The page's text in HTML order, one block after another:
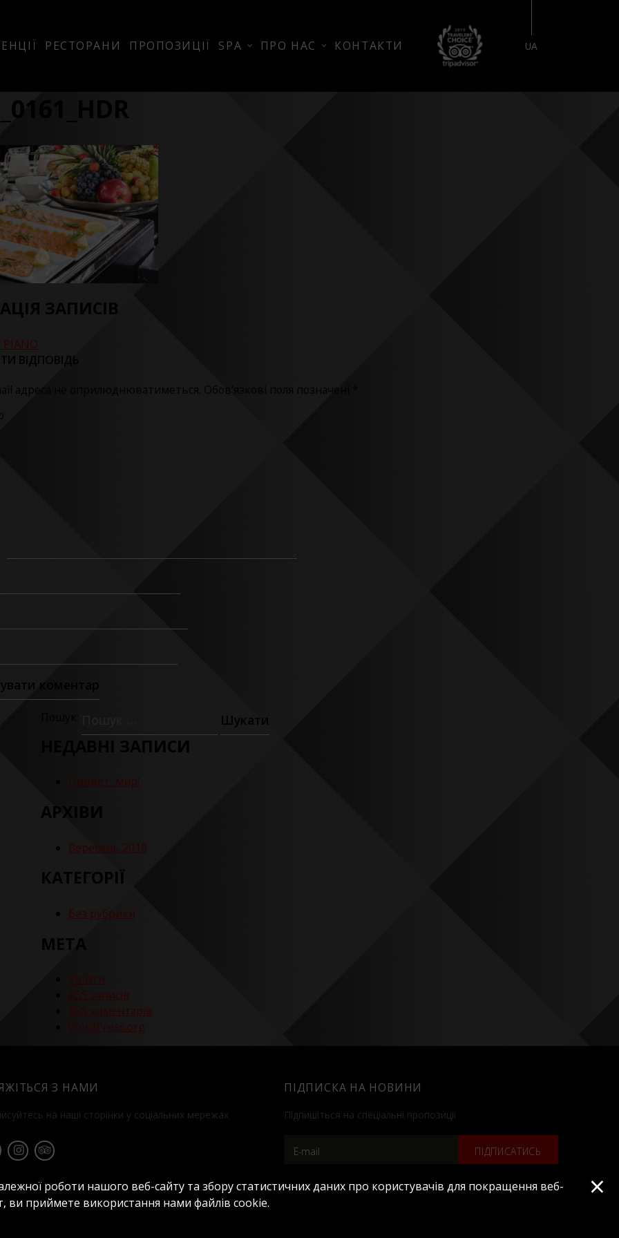
РЕСТОРАНИ ПРОПОЗИЦІЇ SPA ПРО НАС КОНТАКТИ UA
ЗАПИСІВ
ВІДПОВІДЬ
адреса не оприлюднюватиметься. Обов’язкові поля позначені
НЕДАВНІ ЗАПИСИ
Привет, мир!
АРХІВИ
Вересень 2018
КАТЕГОРІЇ
Без рубрики
МЕТА
Увійти
RSS записів
RSS коментарів
WordPress.org
З НАМИ
на наші сторінки у соціальних мережах
ПІДПИСКА НА НОВИНИ
Підпишіться на спеціальні пропозиції
ПІДПИСАТИСЬ
×
роботи нашого веб-сайту та збору статистичних даних про користувачів для покращення веб-
приймете використання нами файлів cookie.